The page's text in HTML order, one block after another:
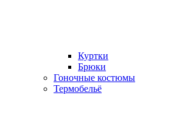
Куртки
Брюки
Гоночные костюмы
Термобельё